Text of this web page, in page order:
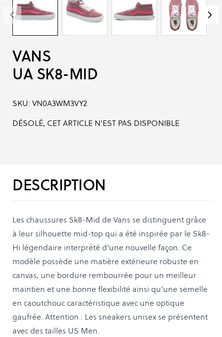
VANS
UA SK8-MID
SKU: VN0A3WM3VY2
DÉSOLÉ, CET ARTICLE N'EST PAS DISPONIBLE
DESCRIPTION
Les chaussures Sk8-Mid de Vans se distinguent grâce
à leur silhouette mid-top qui a été inspirée par le Sk8-
Hi légendaire interprété d’une nouvelle façon. Ce
modèle possède une matière extérieure robuste en
canvas, une bordure rembourrée pour un meilleur
maintien et une bonne flexibilité ainsi qu’une semelle
en caoutchouc caractéristique avec une optique
gaufrée. Attention : Les sneakers unisex se présentent
avec des tailles US Men.